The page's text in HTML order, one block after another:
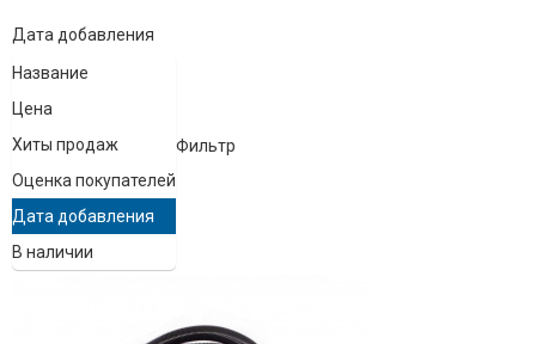
Дата добавления
Название
Цена
Хиты продаж
Оценка покупателей
Дата добавления
В наличии
Фильтр